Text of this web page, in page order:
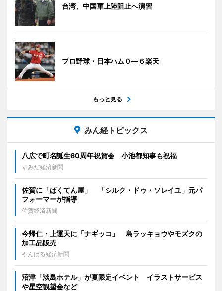
台湾、中国軍上陸阻止へ演習
プロ野球・日本ハム０―６楽天
もっと見る
みん経トピックス
八広で町名誕生60周年祝賀会 小池都知事も祝福
すみだ経済新聞
佐賀に「ばくてん屋」 「シルク・ドゥ・ソレイユ」元パ
フォーマーが指導
佐賀経済新聞
今帰仁・上運天に「ナギッコ」 島ラッキョウやモズクの
加工品販売
やんばる経済新聞
沼津「淡島ホテル」が夏限定イベント イラストサービス
や星空観望会など